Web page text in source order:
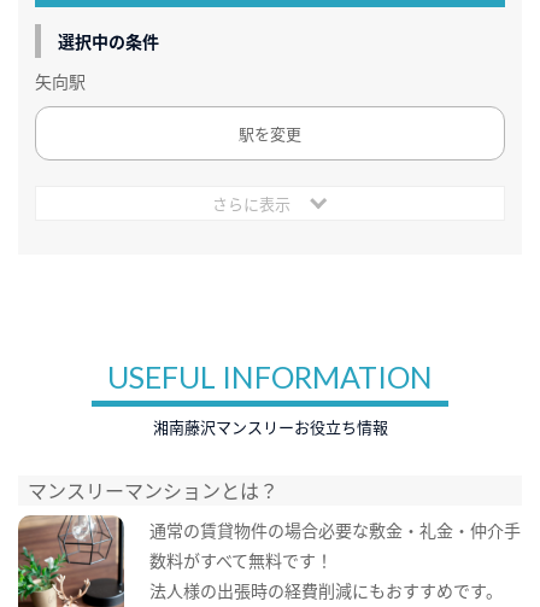
選択中の条件
矢向駅
駅を変更
さらに表示
USEFUL INFORMATION
湘南藤沢マンスリーお役立ち情報
マンスリーマンションとは？
通常の賃貸物件の場合必要な敷金・礼金・仲介手
数料がすべて無料です！
法人様の出張時の経費削減にもおすすめです。